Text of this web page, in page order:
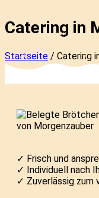
Catering in
Startseite / Catering
✓ Frisch und
✓ Individuell nach
✓ Zuverlässig